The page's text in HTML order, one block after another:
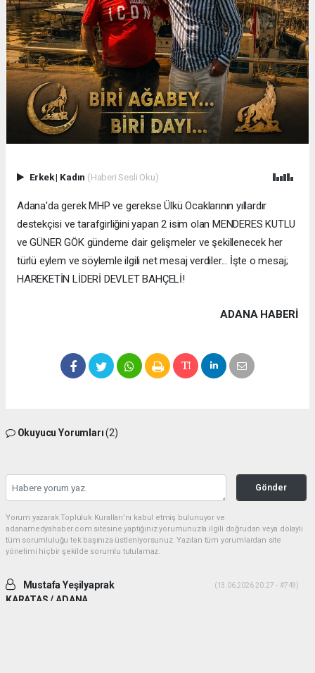
Erkek| Kadın (Haberi Sesli Oku)
Adana'da gerek MHP ve gerekse Ülkü Ocaklarının yıllardır
destekçisi ve tarafgirliğini yapan 2 isim olan MENDERES KUTLU
ve GÜNER GÖK gündeme dair gelişmeler ve şekillenecek her
türlü eylem ve söylemle ilgili net mesaj verdiler... İşte o mesaj;
HAREKETİN LİDERİ DEVLET BAHÇELİ!
ADANA HABERİ
Okuyucu Yorumları(2)
Gönder
Yorum yazarak Topluluk Kuralları’nı kabul etmiş bulunuyor ve
adanamedyahaber.com sitesine yaptığınız yorumunuzla ilgili doğrudan veya dolaylı
tüm sorumluluğu tek başınıza üstleniyorsunuz. Yazılan tüm yorumlardan site
yönetimi hiçbir şekilde sorumlu tutulamaz.
Mustafa Yeşilyaprak
KARATAS / ADANA
(13.06.2026 20:27 - #749)